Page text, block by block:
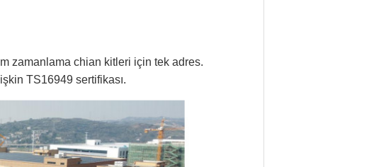
zamanlama chian kitleri için tek adres.
TS16949 sertifikası.